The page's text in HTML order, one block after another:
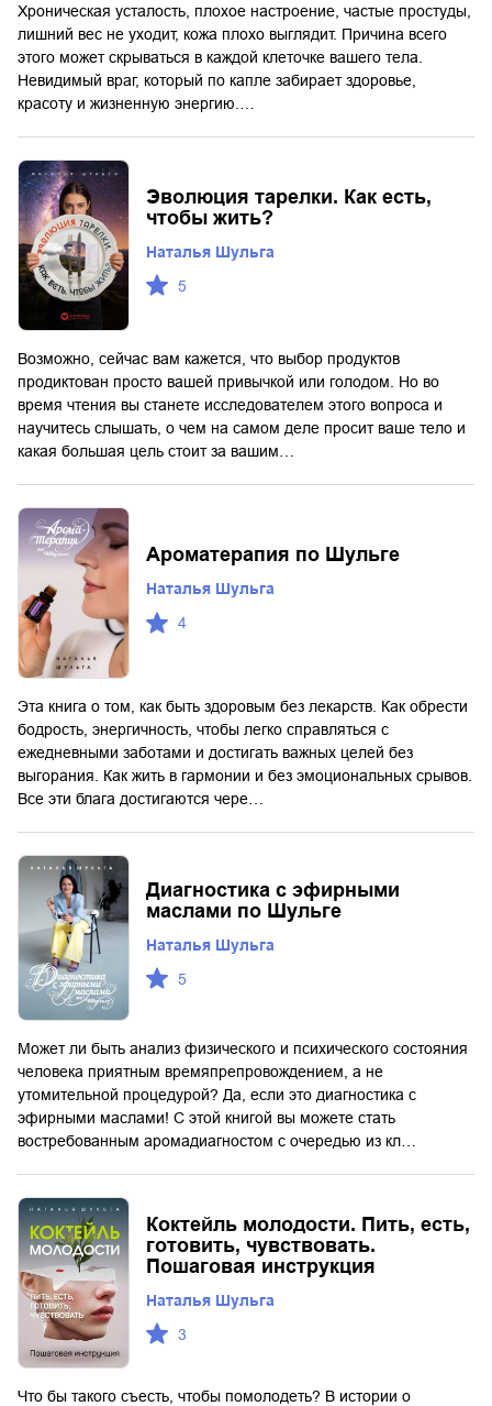
Хроническая усталость, плохое настроение, частые простуды,
лишний вес не уходит, кожа плохо выглядит. Причина всего
этого может скрываться в каждой клеточке вашего тела.
Невидимый враг, который по капле забирает здоровье,
красоту и жизненную энергию.…
Эволюция тарелки. Как есть,
чтобы жить?
Наталья Шульга
5
Возможно, сейчас вам кажется, что выбор продуктов
продиктован просто вашей привычкой или голодом. Но во
время чтения вы станете исследователем этого вопроса и
научитесь слышать, о чем на самом деле просит ваше тело и
какая большая цель стоит за вашим…
Ароматерапия по Шульге
Наталья Шульга
4
Эта книга о том, как быть здоровым без лекарств. Как обрести
бодрость, энергичность, чтобы легко справляться с
ежедневными заботами и достигать важных целей без
выгорания. Как жить в гармонии и без эмоциональных срывов.
Все эти блага достигаются чере…
Диагностика с эфирными
маслами по Шульге
Наталья Шульга
5
Может ли быть анализ физического и психического состояния
человека приятным времяпрепровождением, а не
утомительной процедурой? Да, если это диагностика с
эфирными маслами! С этой книгой вы можете стать
востребованным аромадиагностом с очередью из кл…
Коктейль молодости. Пить, есть,
готовить, чувствовать.
Пошаговая инструкция
Наталья Шульга
3
Что бы такого съесть, чтобы помолодеть? В истории о